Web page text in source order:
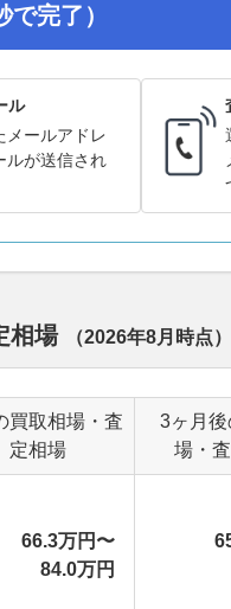
で完了）
ル
メールアドレ
ルが送信され
相場 （2026年8月 時点）
買取相場・査
定相場
3ヶ月
場・
66.3万円〜
84.0万円